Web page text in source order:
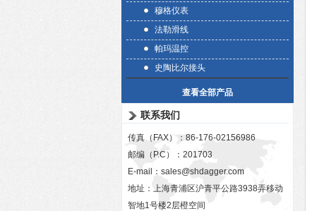
穆格仪表
法勒滑线
帕玛温控
史陶比尔接头
查看全部产品
联系我们
传真（FAX）：86-176-02156986
邮编（P.C）：201703
E-mail： sales@shdagger.com
地址：上海青浦区沪青平公路3938弄移动
智地1号楼2层橙空间